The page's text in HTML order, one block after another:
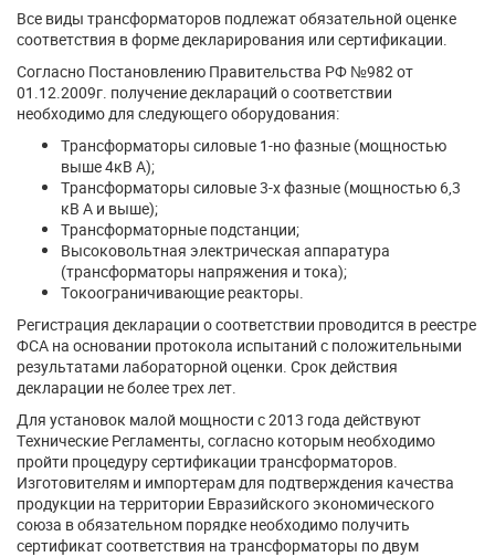
Все виды трансформаторов подлежат обязательной оценке
соответствия в форме декларирования или сертификации.
Согласно Постановлению Правительства РФ №982 от
01.12.2009г. получение деклараций о соответствии
необходимо для следующего оборудования:
Трансформаторы силовые 1-но фазные (мощностью
выше 4кВ А);
Трансформаторы силовые 3-х фазные (мощностью 6,3
кВ А и выше);
Трансформаторные подстанции;
Высоковольтная электрическая аппаратура
(трансформаторы напряжения и тока);
Токоограничивающие реакторы.
Регистрация декларации о соответствии проводится в реестре
ФСА на основании протокола испытаний с положительными
результатами лабораторной оценки. Срок действия
декларации не более трех лет.
Для установок малой мощности с 2013 года действуют
Технические Регламенты, согласно которым необходимо
пройти процедуру сертификации трансформаторов.
Изготовителям и импортерам для подтверждения качества
продукции на территории Евразийского экономического
союза в обязательном порядке необходимо получить
сертификат соответствия на трансформаторы по двум